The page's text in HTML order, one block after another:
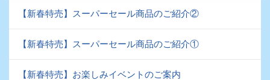
【新春特売】スーパーセール商品のご紹介②
【新春特売】スーパーセール商品のご紹介①
【新春特売】お楽しみイベントのご案内